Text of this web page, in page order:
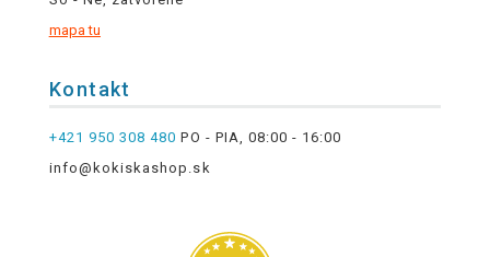
mapa tu
Kontakt
+421 950 308 480 PO - PIA, 08:00 - 16:00
info@kokiskashop.sk